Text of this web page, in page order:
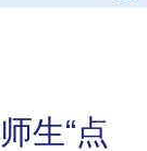
生“点